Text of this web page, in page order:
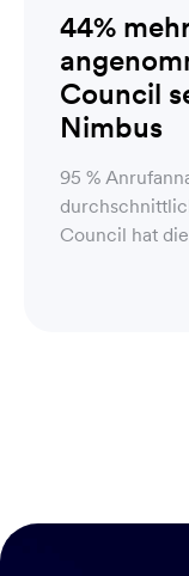
44%
Council
Nimbus
95 %
Council hat